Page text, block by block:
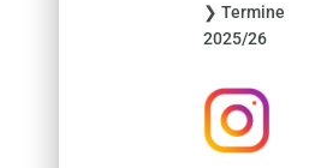
a
c
❯ Termine
2025/26